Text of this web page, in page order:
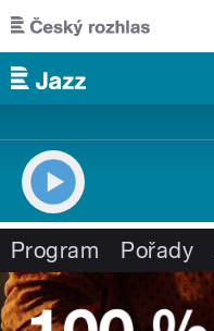
Přejít k hlavnímu obsahu
Program Pořady